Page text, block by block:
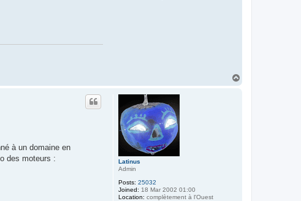
Latinus
Admin
Posts: 25032
Joined: 18 Mar 2002 01:00
Location: complètement à l'Ouest
à un domaine en
des moteurs :